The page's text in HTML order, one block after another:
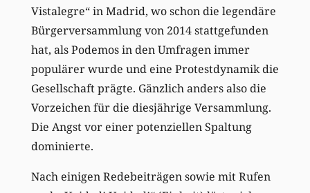
Vistalegre“ in Madrid, wo schon die legendäre
Bürgerversammlung von 2014 stattgefunden
hat, als Podemos in den Umfragen immer
populärer wurde und eine Protestdynamik die
Gesellschaft prägte. Gänzlich anders also die
Vorzeichen für die diesjährige Versammlung.
Die Angst vor einer potenziellen Spaltung
dominierte.
Nach einigen Redebeiträgen sowie mit Rufen